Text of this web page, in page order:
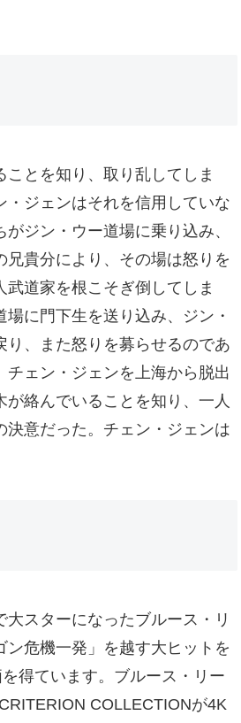
ことを知り、取り乱してしま
・ジェンはそれを信用していな
ジン・ウー道場に乗り込み、
貴分により、その場は怒りを
道家を根こそぎ倒してしま
に門下生を送り込み、ジン・
、また怒りを募らせるのであ
ェン・ジェンを上海から脱出
絡んでいることを知り、一人
意だった。チェン・ジェンは
スターになったブルース・リ
危機一発」を越す大ヒットを
得ています。ブルース・リー
COLLECTIONが4K